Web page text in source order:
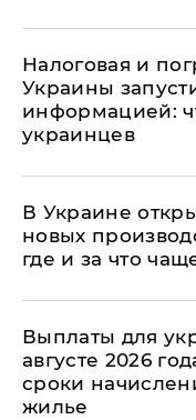
Налоговая и
Украины
информацией:
украинцев
В Украине
новых
где и за что
Выплаты для
августе 2026
сроки
жилье